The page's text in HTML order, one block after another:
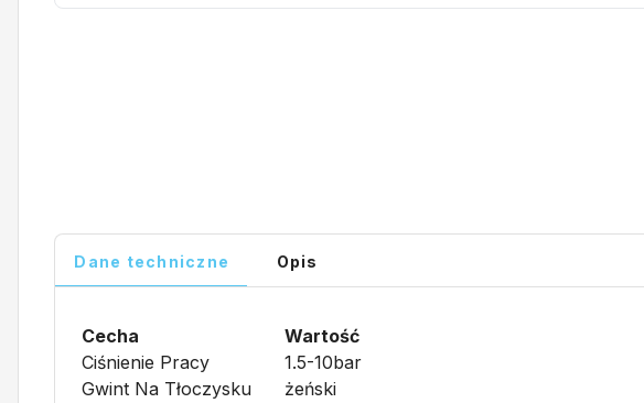
Dane techniczne Opis
Cecha
Wartość
Ciśnienie Pracy
1.5-10bar
Gwint Na Tłoczysku
żeński